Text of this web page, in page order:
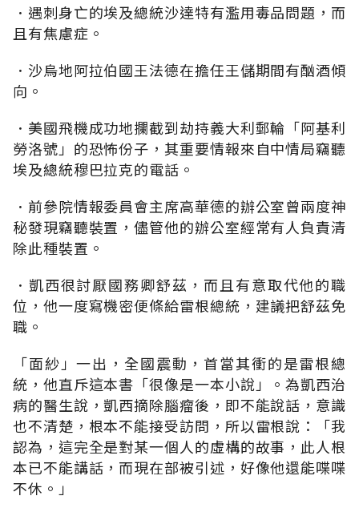
．遇刺身亡的埃及總統沙達特有濫用毒品問題，而
且有焦慮症。
．沙烏地阿拉伯國王法德在擔任王儲期間有酗酒傾
向。
．美國飛機成功地攔截到劫持義大利郵輪「阿基利
勞洛號」的恐怖份子，其重要情報來自中情局竊聽
埃及總統穆巴拉克的電話。
．前參院情報委員會主席高華德的辦公室曾兩度神
秘發現竊聽裝置，儘管他的辦公室經常有人負責清
除此種裝置。
．凱西很討厭國務卿舒茲，而且有意取代他的職
位，他一度寫機密便條給雷根總統，建議把舒茲免
職。
「面紗」一出，全國震動，首當其衝的是雷根總
統，他直斥這本書「很像是一本小說」。為凱西治
病的醫生說，凱西摘除腦瘤後，即不能說話，意識
也不清楚，根本不能接受訪問，所以雷根說：「我
認為，這完全是對某一個人的虛構的故事，此人根
本已不能講話，而現在部被引述，好像他還能喋喋
不休。」